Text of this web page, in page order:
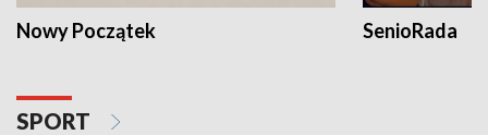
Nowy Początek SenioRada
SPORT